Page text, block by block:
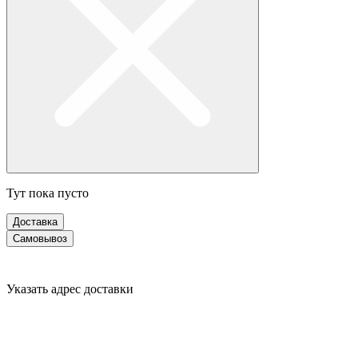
Тут пока пусто
Доставка
Самовывоз
Указать адрес доставки